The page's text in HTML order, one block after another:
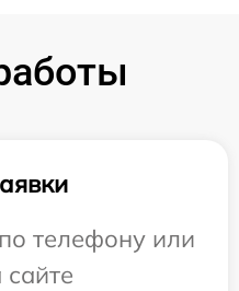
телефону или
сайте